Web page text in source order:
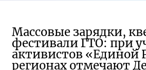
Массовые зарядки,
фестивали ГТО: при
активистов «Единой
регионах отмечают